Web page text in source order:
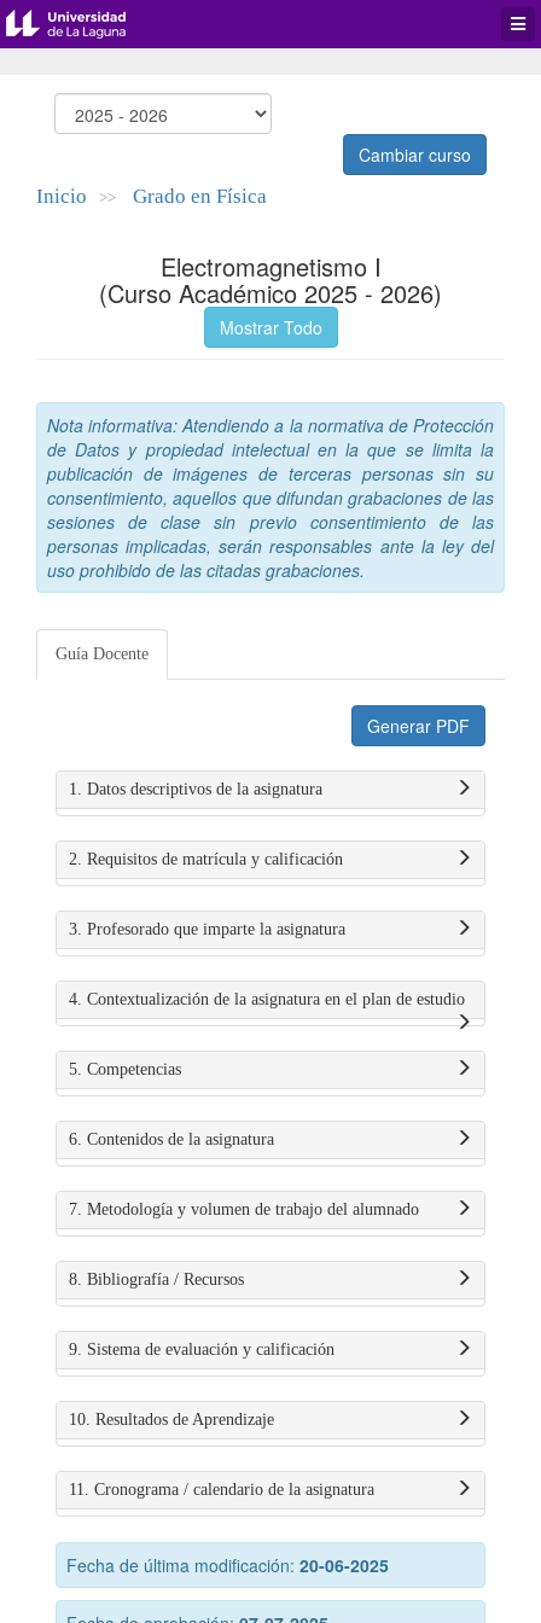
Cambiar curso
Inicio >> Grado en Física
Electromagnetismo I
(Curso Académico 2025 - 2026)
Mostrar Todo
Nota informativa: Atendiendo a la normativa de Protección
de Datos y propiedad intelectual en la que se limita la
publicación de imágenes de terceras personas sin su
consentimiento, aquellos que difundan grabaciones de las
sesiones de clase sin previo consentimiento de las
personas implicadas, serán responsables ante la ley del
uso prohibido de las citadas grabaciones.
Guía Docente
Generar PDF
1. Datos descriptivos de la asignatura
2. Requisitos de matrícula y calificación
3. Profesorado que imparte la asignatura
4. Contextualización de la asignatura en el plan de estudio
5. Competencias
6. Contenidos de la asignatura
7. Metodología y volumen de trabajo del alumnado
8. Bibliografía / Recursos
9. Sistema de evaluación y calificación
10. Resultados de Aprendizaje
11. Cronograma / calendario de la asignatura
Fecha de última modificación: 20-06-2025